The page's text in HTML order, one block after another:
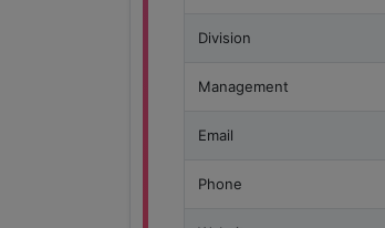
Division
Management
Email
Phone